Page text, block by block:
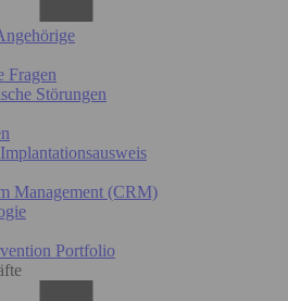
Fragen
Störungen
Management (CRM)
Portfolio